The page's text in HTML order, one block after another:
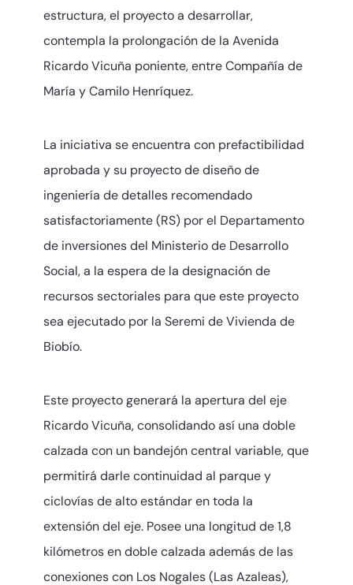
estructura, el proyecto a desarrollar,
contempla la prolongación de la Avenida
Ricardo Vicuña poniente, entre Compañía de
María y Camilo Henríquez.
La iniciativa se encuentra con prefactibilidad
aprobada y su proyecto de diseño de
ingeniería de detalles recomendado
satisfactoriamente (RS) por el Departamento
de inversiones del Ministerio de Desarrollo
Social, a la espera de la designación de
recursos sectoriales para que este proyecto
sea ejecutado por la Seremi de Vivienda de
Biobío.
Este proyecto generará la apertura del eje
Ricardo Vicuña, consolidando así una doble
calzada con un bandejón central variable, que
permitirá darle continuidad al parque y
ciclovías de alto estándar en toda la
extensión del eje. Posee una longitud de 1,8
kilómetros en doble calzada además de las
conexiones con Los Nogales (Las Azaleas),